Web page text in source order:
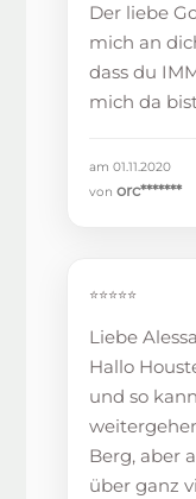
Der liebe
mich an
dass du
mich da
am 01.11.2020
vonorc*******
⭐⭐⭐⭐⭐
Liebe
Hallo
und so
Berg, aber
über ganz